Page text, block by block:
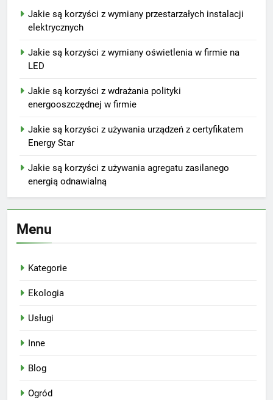
Jakie są korzyści z wymiany przestarzałych instalacji
elektrycznych
Jakie są korzyści z wymiany oświetlenia w firmie na
LED
Jakie są korzyści z wdrażania polityki
energooszczędnej w firmie
Jakie są korzyści z używania urządzeń z certyfikatem
Energy Star
Jakie są korzyści z używania agregatu zasilanego
energią odnawialną
Menu
Kategorie
Ekologia
Usługi
Inne
Blog
Ogród